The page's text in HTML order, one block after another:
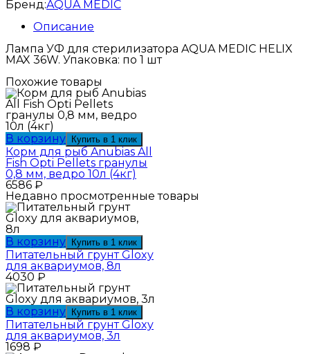
Бренд:AQUA MEDIC
Описание
Лампа УФ для стерилизатора AQUA MEDIC HELIX
MAX 36W. Упаковка: по 1 шт
Похожие товары
В корзину Купить в 1 клик
Корм для рыб Anubias All
Fish Opti Pellets гранулы
0,8 мм, ведро 10л (4кг)
6586 ₽
Недавно просмотренные товары
В корзину Купить в 1 клик
Питательный грунт Gloxy
для аквариумов, 8л
4030 ₽
В корзину Купить в 1 клик
Питательный грунт Gloxy
для аквариумов, 3л
1698 ₽